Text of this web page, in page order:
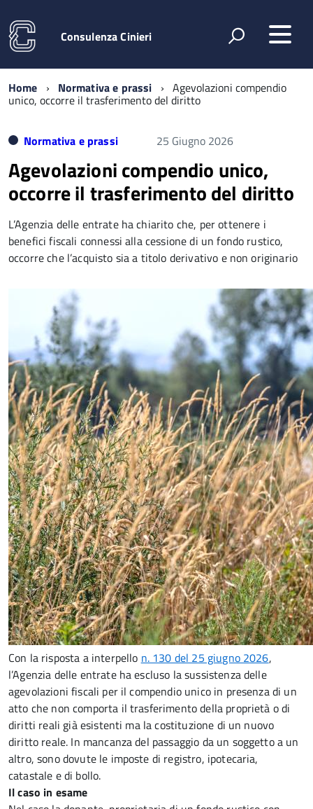
Consulenza Cinieri
Home Normativa e prassi Agevolazioni compendio
unico, occorre il trasferimento del diritto
Normativa e prassi 25 Giugno 2026
Agevolazioni compendio unico,
occorre il trasferimento del diritto
L’Agenzia delle entrate ha chiarito che, per ottenere i
benefici fiscali connessi alla cessione di un fondo rustico,
occorre che l’acquisto sia a titolo derivativo e non originario
Con la risposta a interpello n. 130 del 25 giugno 2026,
l’Agenzia delle entrate ha escluso la sussistenza delle
agevolazioni fiscali per il compendio unico in presenza di un
atto che non comporta il trasferimento della proprietà o di
diritti reali già esistenti ma la costituzione di un nuovo
diritto reale. In mancanza del passaggio da un soggetto a un
altro, sono dovute le imposte di registro, ipotecaria,
catastale e di bollo.
Il caso in esame